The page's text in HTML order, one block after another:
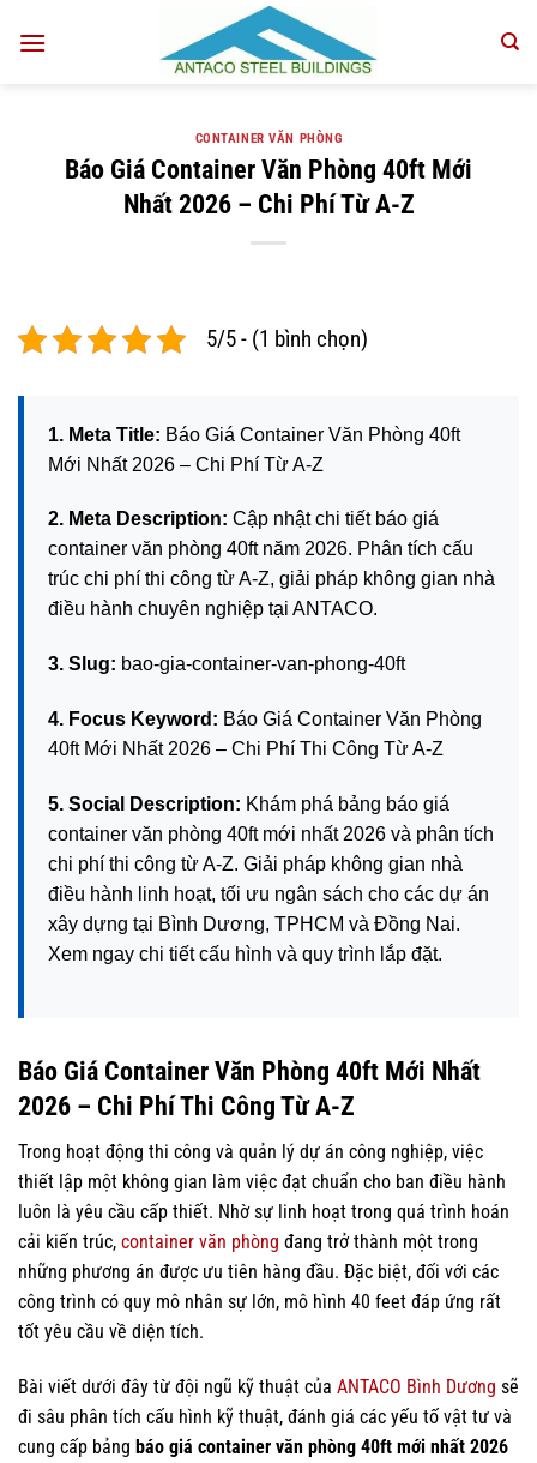
qua
CONTAINER VĂN PHÒNG
Báo Giá Container Văn Phòng 40ft Mới
Nhất 2026 – Chi Phí Từ A-Z
5/5 - (1 bình chọn)
1. Meta Title: Báo Giá Container Văn Phòng 40ft
Mới Nhất 2026 – Chi Phí Từ A-Z
2. Meta Description: Cập nhật chi tiết báo giá
container văn phòng 40ft năm 2026. Phân tích cấu
trúc chi phí thi công từ A-Z, giải pháp không gian nhà
điều hành chuyên nghiệp tại ANTACO.
3. Slug: bao-gia-container-van-phong-40ft
4. Focus Keyword: Báo Giá Container Văn Phòng
40ft Mới Nhất 2026 – Chi Phí Thi Công Từ A-Z
5. Social Description: Khám phá bảng báo giá
container văn phòng 40ft mới nhất 2026 và phân tích
chi phí thi công từ A-Z. Giải pháp không gian nhà
điều hành linh hoạt, tối ưu ngân sách cho các dự án
xây dựng tại Bình Dương, TPHCM và Đồng Nai.
Xem ngay chi tiết cấu hình và quy trình lắp đặt.
Báo Giá Container Văn Phòng 40ft Mới Nhất
2026 – Chi Phí Thi Công Từ A-Z
Trong hoạt động thi công và quản lý dự án công nghiệp, việc
thiết lập một không gian làm việc đạt chuẩn cho ban điều hành
luôn là yêu cầu cấp thiết. Nhờ sự linh hoạt trong quá trình hoán
cải kiến trúc, container văn phòng đang trở thành một trong
những phương án được ưu tiên hàng đầu. Đặc biệt, đối với các
công trình có quy mô nhân sự lớn, mô hình 40 feet đáp ứng rất
tốt yêu cầu về diện tích.
Bài viết dưới đây từ đội ngũ kỹ thuật của ANTACO Bình Dương sẽ
đi sâu phân tích cấu hình kỹ thuật, đánh giá các yếu tố vật tư và
cung cấp bảng báo giá container văn phòng 40ft mới nhất 2026